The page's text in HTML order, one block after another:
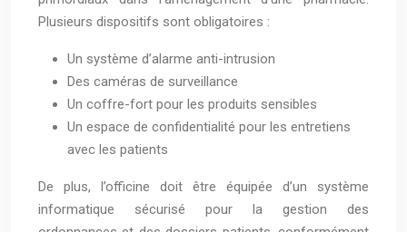
Plusieurs dispositifs sont obligatoires :
Un système d’alarme anti-intrusion
Des caméras de surveillance
Un coffre-fort pour les produits sensibles
Un espace de confidentialité pour les entretiens
avec les patients
De plus, l’officine doit être équipée d’un système
informatique sécurisé pour la gestion des